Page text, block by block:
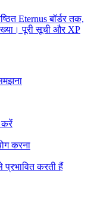
Eternus बॉर्डर तक,
पूरी सूची और XP
करें
करना
करती हैं